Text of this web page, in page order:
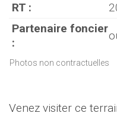
RT :
Partenaire foncier
:
Photos non contractuelles
Venez visiter ce